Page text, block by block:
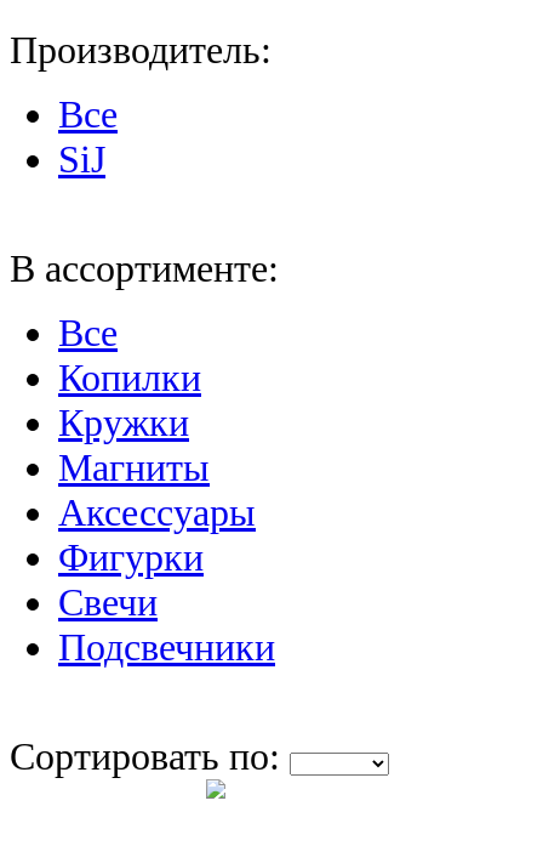
Производитель:
Все
SiJ
В ассортименте:
Все
Копилки
Кружки
Магниты
Аксессуары
Фигурки
Свечи
Подсвечники
Сортировать по: